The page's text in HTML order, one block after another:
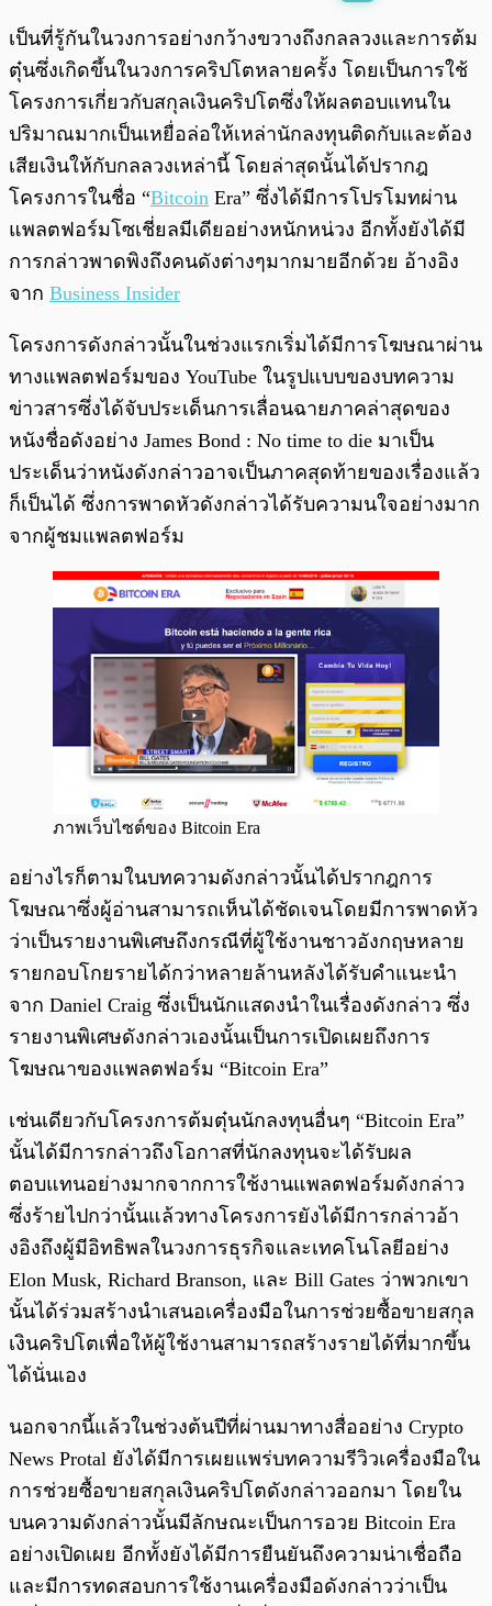
พร้อมเล่น
เป็นที่รู้กันในวงการอย่างกว้างขวางถึงกลลวงและการต้ม
ตุ๋นซึ่งเกิดขึ้นในวงการคริปโตหลายครั้ง โดยเป็นการใช้
โครงการเกี่ยวกับสกุลเงินคริปโตซึ่งให้ผลตอบแทนใน
ปริมาณมากเป็นเหยื่อล่อให้เหล่านักลงทุนติดกับและต้อง
เสียเงินให้กับกลลวงเหล่านี้ โดยล่าสุดนั้นได้ปรากฎ
โครงการในชื่อ “Bitcoin Era” ซึ่งได้มีการโปรโมทผ่าน
แพลตฟอร์มโซเชี่ยลมีเดียอย่างหนักหน่วง อีกทั้งยังได้มี
การกล่าวพาดพิงถึงคนดังต่างๆมากมายอีกด้วย อ้างอิง
จาก Business Insider
โครงการดังกล่าวนั้นในช่วงแรกเริ่มได้มีการโฆษณาผ่าน
ทางแพลตฟอร์มของ YouTube ในรูปแบบของบทความ
ข่าวสารซึ่งได้จับประเด็นการเลื่อนฉายภาคล่าสุดของ
หนังชื่อดังอย่าง James Bond : No time to die มาเป็น
ประเด็นว่าหนังดังกล่าวอาจเป็นภาคสุดท้ายของเรื่องแล้ว
ก็เป็นได้ ซึ่งการพาดหัวดังกล่าวได้รับความนใจอย่างมาก
จากผู้ชมแพลตฟอร์ม
ภาพเว็บไซต์ของ Bitcoin Era
อย่างไรก็ตามในบทความดังกล่าวนั้นได้ปรากฎการ
โฆษณาซึ่งผู้อ่านสามารถเห็นได้ชัดเจนโดยมีการพาดหัว
ว่าเป็นรายงานพิเศษถึงกรณีที่ผู้ใช้งานชาวอังกฤษหลาย
รายกอบโกยรายได้กว่าหลายล้านหลังได้รับคำแนะนำ
จาก Daniel Craig ซึ่งเป็นนักแสดงนำในเรื่องดังกล่าว ซึ่ง
รายงานพิเศษดังกล่าวเองนั้นเป็นการเปิดเผยถึงการ
โฆษณาของแพลตฟอร์ม “Bitcoin Era”
เช่นเดียวกับโครงการต้มตุ๋นนักลงทุนอื่นๆ “Bitcoin Era”
นั้นได้มีการกล่าวถึงโอกาสที่นักลงทุนจะได้รับผล
ตอบแทนอย่างมากจากการใช้งานแพลตฟอร์มดังกล่าว
ซึ่งร้ายไปกว่านั้นแล้วทางโครงการยังได้มีการกล่าวอ้า
งอิงถึงผู้มีอิทธิพลในวงการธุรกิจและเทคโนโลยีอย่าง
Elon Musk, Richard Branson, และ Bill Gates ว่าพวกเขา
นั้นได้ร่วมสร้างนำเสนอเครื่องมือในการช่วยซื้อขายสกุล
เงินคริปโตเพื่อให้ผู้ใช้งานสามารถสร้างรายได้ที่มากขึ้น
ได้นั่นเอง
นอกจากนี้แล้วในช่วงต้นปีที่ผ่านมาทางสื่ออย่าง Crypto
News Protal ยังได้มีการเผยแพร่บทความรีวิวเครื่องมือใน
การช่วยซื้อขายสกุลเงินคริปโตดังกล่าวออกมา โดยใน
บนความดังกล่าวนั้นมีลักษณะเป็นการอวย Bitcoin Era
อย่างเปิดเผย อีกทั้งยังได้มีการยืนยันถึงความน่าเชื่อถือ
และมีการทดสอบการใช้งานเครื่องมือดังกล่าวว่าเป็น